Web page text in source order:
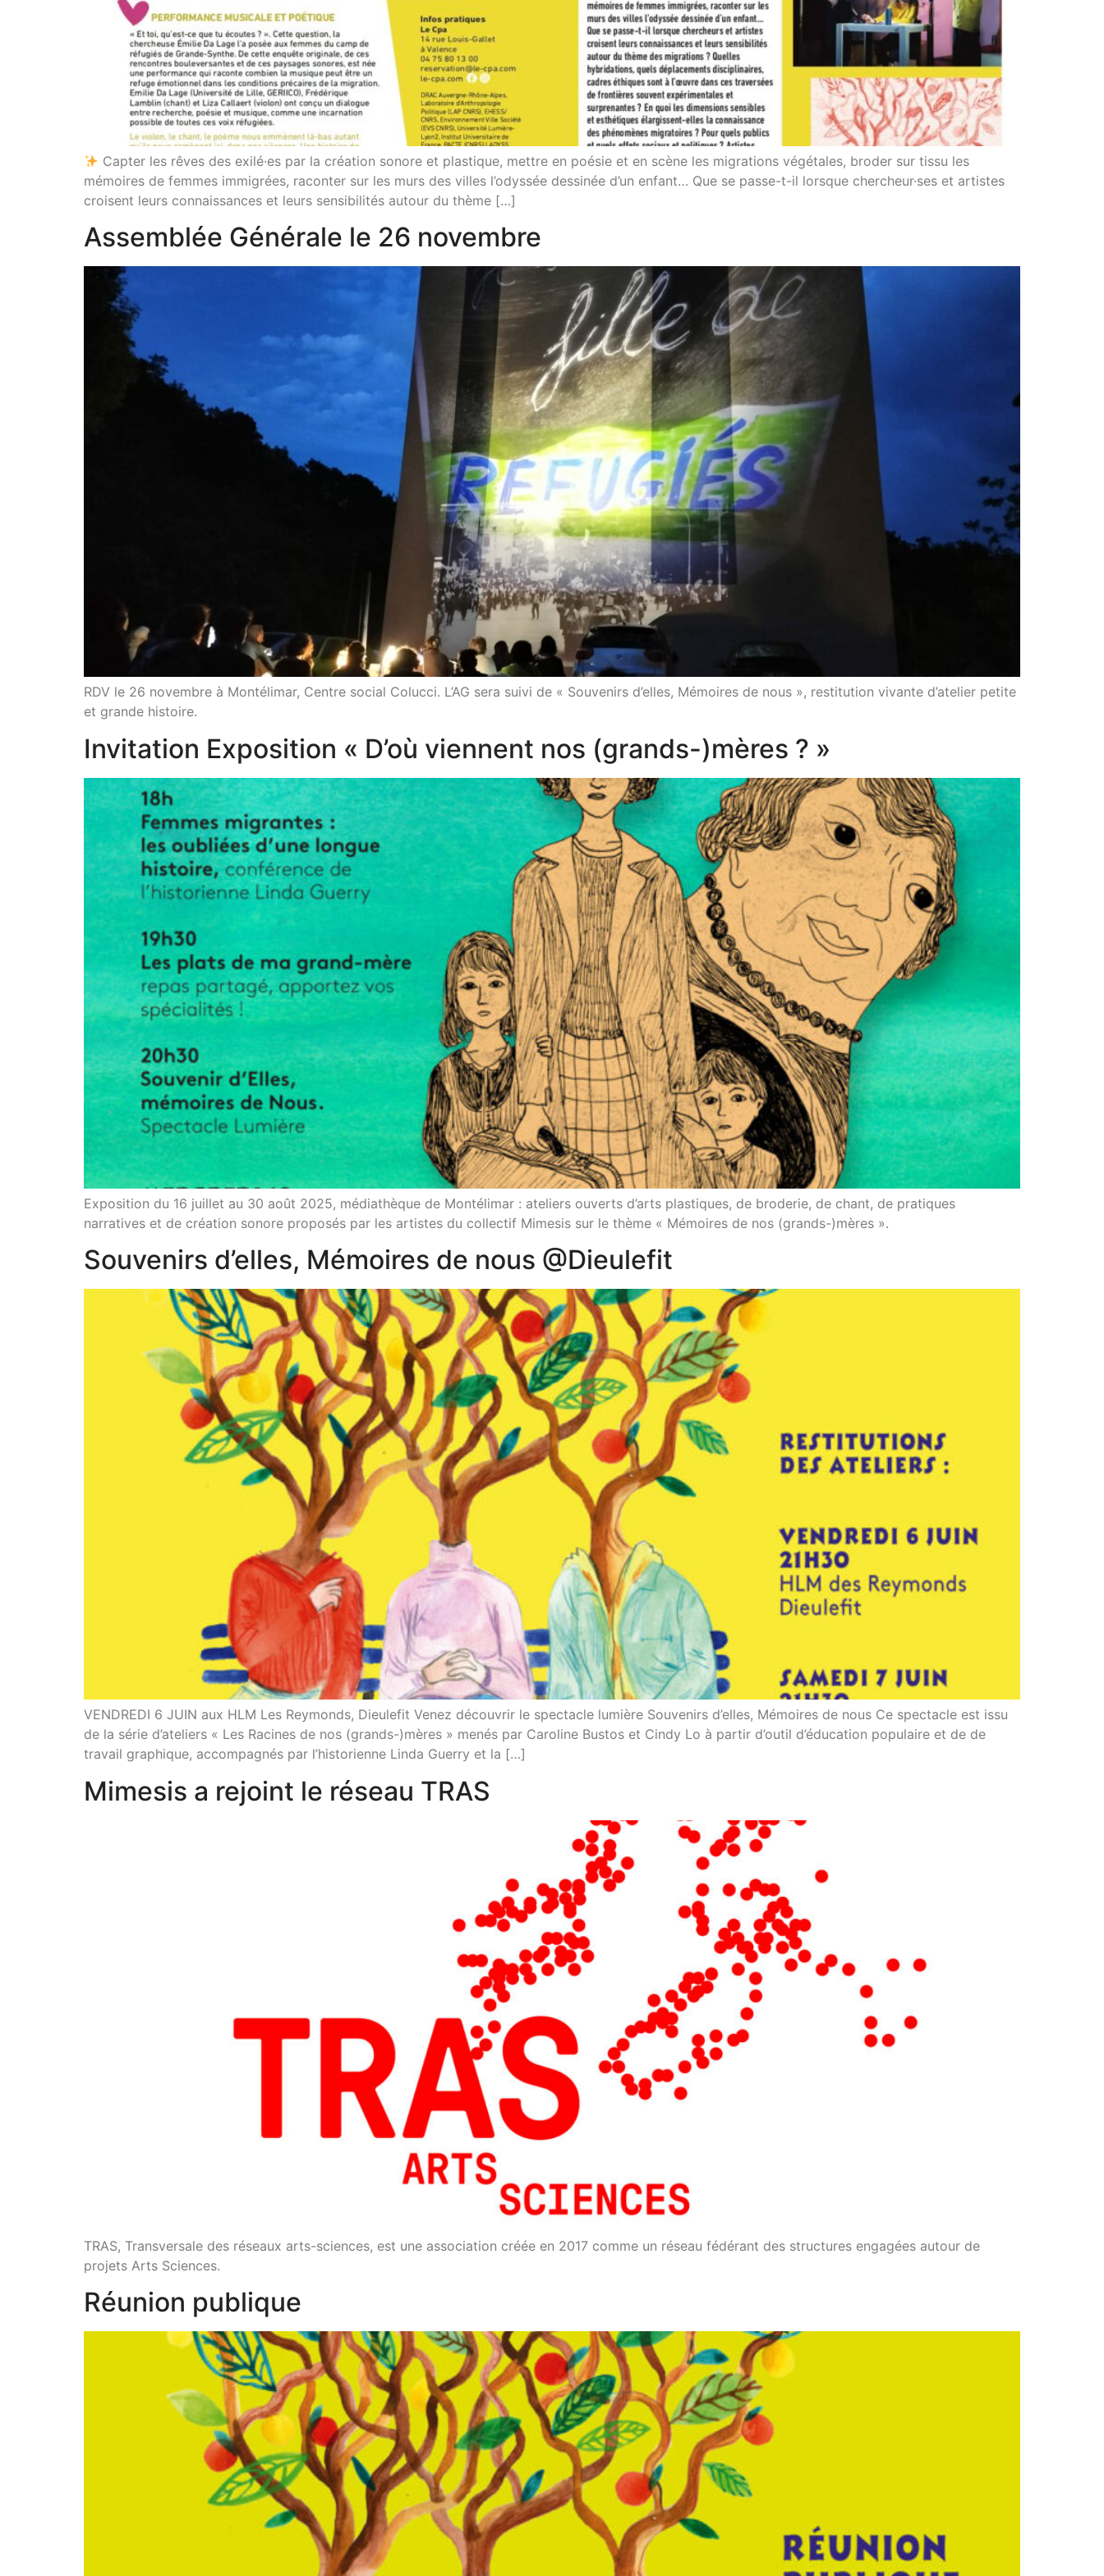
Capter les rêves des exilé·es par la création sonore et plastique, mettre en poésie et en scène les migrations végétales, broder sur tissu les
mémoires de femmes immigrées, raconter sur les murs des villes l’odyssée dessinée d’un enfant… Que se passe-t-il lorsque chercheur·ses et artistes
croisent leurs connaissances et leurs sensibilités autour du thème […]
Assemblée Générale le 26 novembre
RDV le 26 novembre à Montélimar, Centre social Colucci. L’AG sera suivi de « Souvenirs d’elles, Mémoires de nous », restitution vivante d’atelier petite
et grande histoire.
Invitation Exposition « D’où viennent nos (grands-)mères ? »
Exposition du 16 juillet au 30 août 2025, médiathèque de Montélimar : ateliers ouverts d’arts plastiques, de broderie, de chant, de pratiques
narratives et de création sonore proposés par les artistes du collectif Mimesis sur le thème « Mémoires de nos (grands-)mères ».
Souvenirs d’elles, Mémoires de nous @Dieulefit
VENDREDI 6 JUIN aux HLM Les Reymonds, Dieulefit Venez découvrir le spectacle lumière Souvenirs d’elles, Mémoires de nous Ce spectacle est issu
de la série d’ateliers « Les Racines de nos (grands-)mères » menés par Caroline Bustos et Cindy Lo à partir d’outil d’éducation populaire et de de
travail graphique, accompagnés par l’historienne Linda Guerry et la […]
Mimesis a rejoint le réseau TRAS
TRAS, Transversale des réseaux arts-sciences, est une association créée en 2017 comme un réseau fédérant des structures engagées autour de
projets Arts Sciences.
Réunion publique